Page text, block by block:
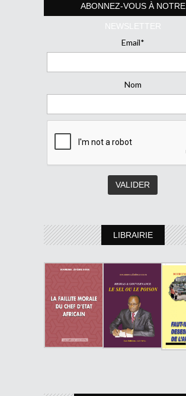
ABONNEZ-VOUS À NOTRE
NEWSLETTER
Email*
Nom
LIBRAIRIE